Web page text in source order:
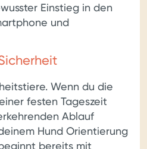
Einstieg in den
und
Wenn du die
festen Tageszeit
Ablauf
Hund Orientierung
bereits mit